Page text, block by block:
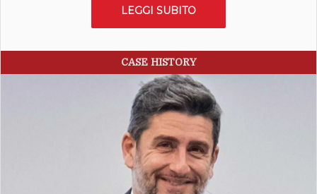
LEGGI SUBITO
CASE HISTORY